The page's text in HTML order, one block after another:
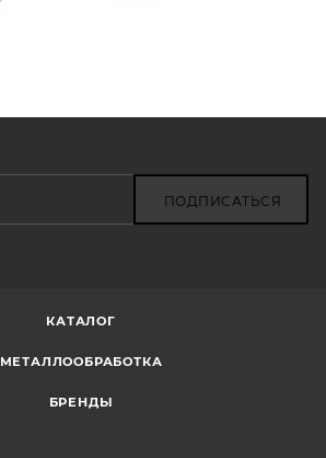
ПОДПИСАТЬСЯ
КАТАЛОГ
МЕТАЛЛООБРАБОТКА
БРЕНДЫ